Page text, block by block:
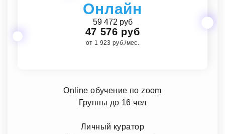
Онлайн
59 472 руб
47 576 руб
от 1 923 руб./мес.
Online обучение по zoom
Группы до 16 чел
Личный куратор